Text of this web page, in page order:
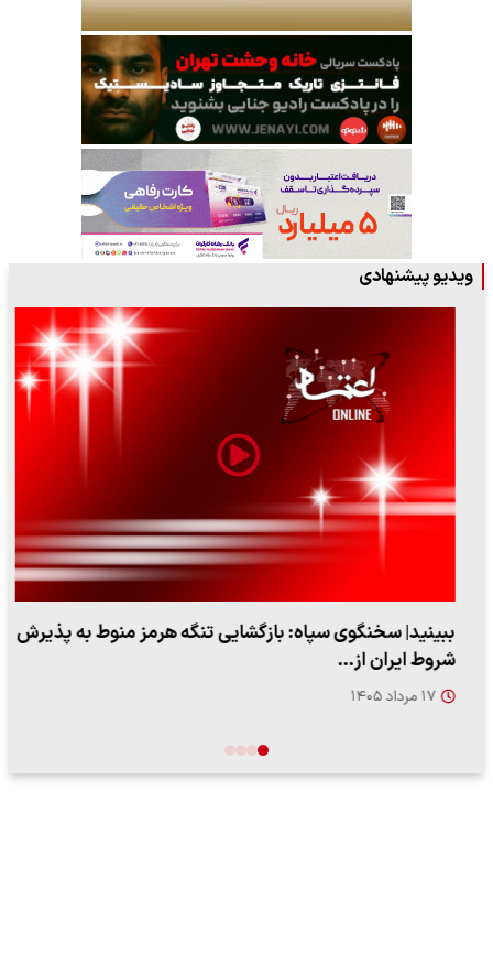
ویدیو پیشنهادی
ببینید| سخنگوی سپاه: بازگشایی تنگه هرمز منوط به پذیرش
شروط ایران از…
۱۷ مرداد ۱۴۰۵